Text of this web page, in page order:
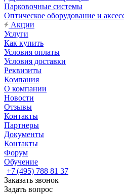
Парковочные системы
Оптическое оборудование и
Акции
Услуги
Как купить
Условия оплаты
Условия доставки
Реквизиты
Компания
О компании
Новости
Отзывы
Контакты
Партнеры
Документы
Контакты
Форум
Обучение
+7 (495) 788 81 37
Заказать звонок
Задать вопрос